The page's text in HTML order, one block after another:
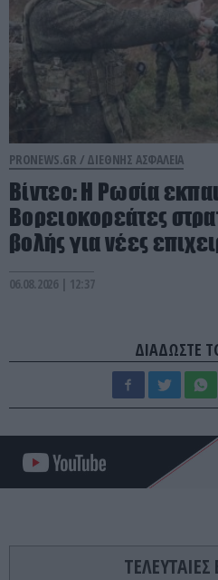
PRONEWS.GR / ΔΙΕΘΝΗΣ ΑΣΦΑΛΕΙΑ
Βίντεο: Η Ρωσία
Βορειοκορεάτες
βολής για νέες
06.08.2026 | 12:37
ΔΙΑΔΩΣΤΕ
ΤΕΛΕΥΤΑΙΕΣ